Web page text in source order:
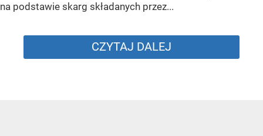
na podstawie skarg składanych przez...
CZYTAJ DALEJ